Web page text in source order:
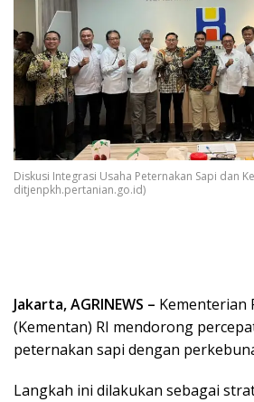
Diskusi Integrasi Usaha Peternakan Sapi dan
ditjenpkh.pertanian.go.id)
Jakarta, AGRINEWS – Kementerian
(Kementan) RI mendorong
peternakan sapi dengan
Langkah ini dilakukan sebagai